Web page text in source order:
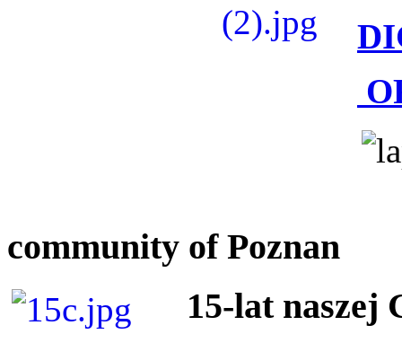
community of Poznan
15-lat naszej